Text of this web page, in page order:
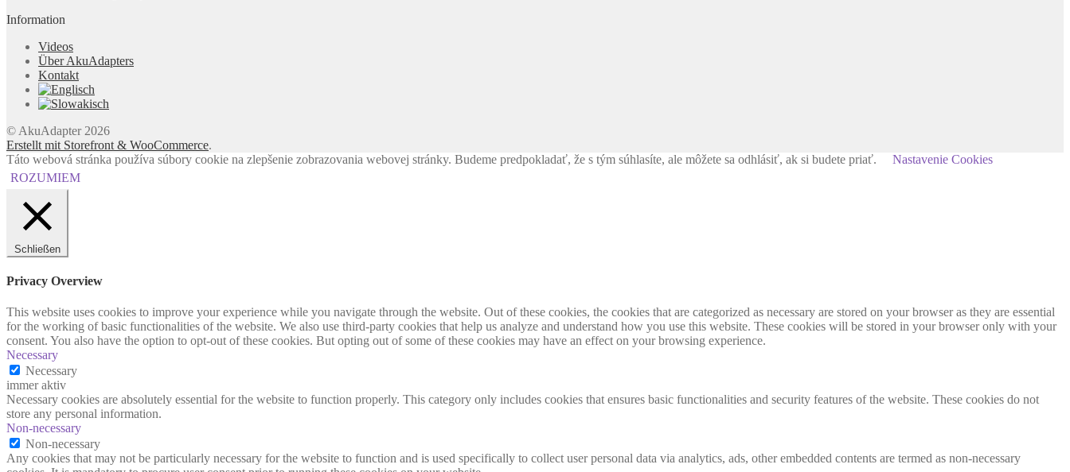
Information
Videos
Über AkuAdapters
Kontakt
© AkuAdapter 2026
Erstellt mit Storefront & WooCommerce.
Táto webová stránka používa súbory cookie na zlepšenie zobrazovania webovej stránky. Budeme predpokladať, že s tým súhlasíte, ale môžete sa odhlásiť, ak si budete priať.
Nastavenie Cookies
ROZUMIEM
Schließen
Privacy Overview
This website uses cookies to improve your experience while you navigate through the website. Out of these cookies, the cookies that are categorized as necessary are stored on your browser as they are essential
for the working of basic functionalities of the website. We also use third-party cookies that help us analyze and understand how you use this website. These cookies will be stored in your browser only with your
consent. You also have the option to opt-out of these cookies. But opting out of some of these cookies may have an effect on your browsing experience.
Necessary
Necessary
immer aktiv
Necessary cookies are absolutely essential for the website to function properly. This category only includes cookies that ensures basic functionalities and security features of the website. These cookies do not
store any personal information.
Non-necessary
Non-necessary
Any cookies that may not be particularly necessary for the website to function and is used specifically to collect user personal data via analytics, ads, other embedded contents are termed as non-necessary